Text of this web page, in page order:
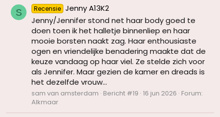
S Recensie Jenny A13K2
Jenny/Jennifer stond net haar body goed te
doen toen ik het halletje binnenliep en haar
mooie borsten naakt zag. Haar enthousiaste
ogen en vriendelijke benadering maakte dat de
keuze vandaag op haar viel. Ze stelde zich voor
als Jennifer. Maar gezien de kamer en dreads is
het dezelfde vrouw...
sam van amsterdam Bericht #19 16 jun 2026 Forum:
Alkmaar